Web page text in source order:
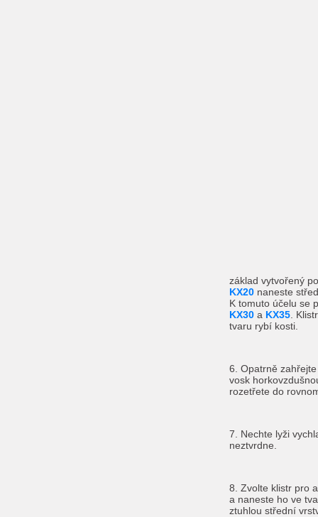
základ vytvořený
KX20 naneste
K tomuto účelu se
KX30 a KX35 .
tvaru rybí kosti.
6. Opatrně zahřejte
vosk
rozetřete do
7. Nechte lyži
neztvrdne.
8. Zvolte klistr pro
a naneste ho ve
ztuhlou střední